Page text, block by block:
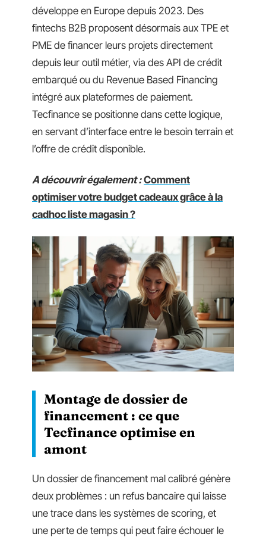
développe en Europe depuis 2023. Des
fintechs B2B proposent désormais aux TPE et
PME de financer leurs projets directement
depuis leur outil métier, via des API de crédit
embarqué ou du Revenue Based Financing
intégré aux plateformes de paiement.
Tecfinance se positionne dans cette logique,
en servant d’interface entre le besoin terrain et
l’offre de crédit disponible.
A découvrir également : Comment
optimiser votre budget cadeaux grâce à la
cadhoc liste magasin ?
Montage de dossier de
financement : ce que
Tecfinance optimise en
amont
Un dossier de financement mal calibré génère
deux problèmes : un refus bancaire qui laisse
une trace dans les systèmes de scoring, et
une perte de temps qui peut faire échouer le